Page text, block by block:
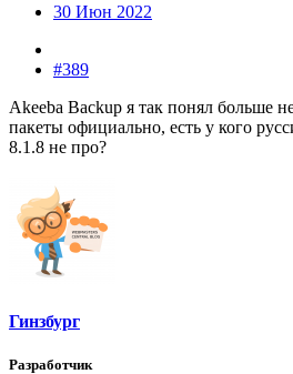
30 Июн 2022
#389
Akeeba Backup я так понял больше
пакеты официально, есть у кого
8.1.8 не про?
Гинзбург
Разработчик